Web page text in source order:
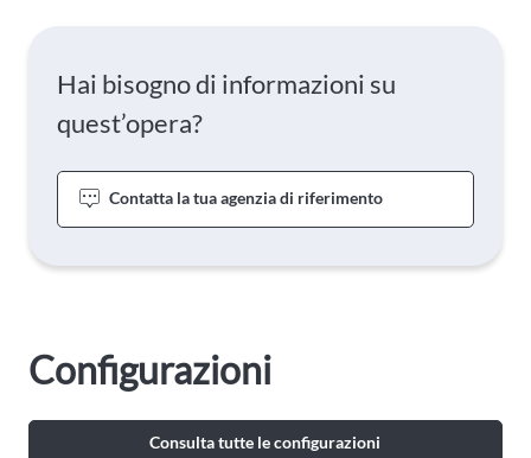
Hai bisogno di informazioni su
quest’opera?
Contatta la tua agenzia di riferimento
Configurazioni
Consulta tutte le configurazioni